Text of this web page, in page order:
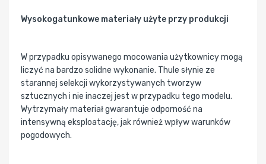
Wysokogatunkowe materiały użyte przy produkcji
W przypadku opisywanego mocowania użytkownicy mogą
liczyć na bardzo solidne wykonanie. Thule słynie ze
starannej selekcji wykorzystywanych tworzyw
sztucznych i nie inaczej jest w przypadku tego modelu.
Wytrzymały materiał gwarantuje odporność na
intensywną eksploatację, jak również wpływ warunków
pogodowych.